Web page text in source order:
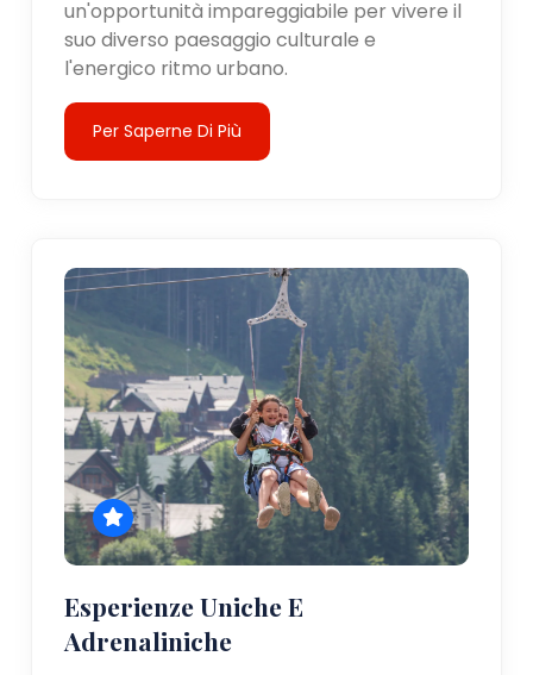
un'opportunità impareggiabile per vivere il
suo diverso paesaggio culturale e
l'energico ritmo urbano.
Per Saperne Di Più
Esperienze Uniche E
Adrenaliniche